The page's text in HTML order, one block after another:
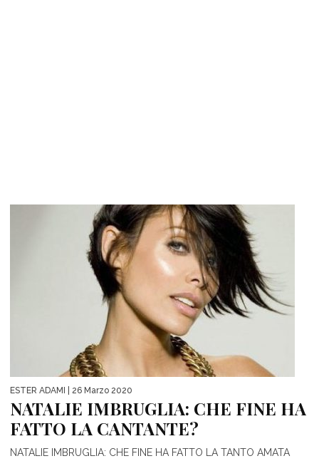
ESTER ADAMI | 26 Marzo 2020
NATALIE IMBRUGLIA: CHE FINE HA
FATTO LA CANTANTE?
NATALIE IMBRUGLIA: CHE FINE HA FATTO LA TANTO AMATA